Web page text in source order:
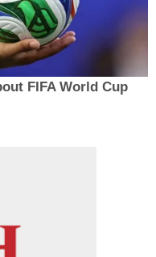
FIFA World Cup